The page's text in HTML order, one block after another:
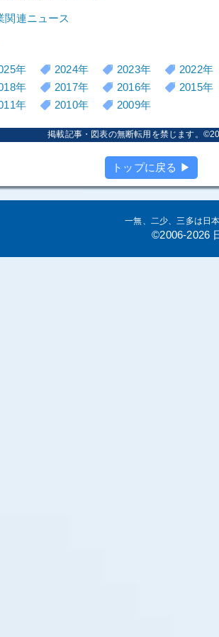
関連ニュース
年 2024年 2023年
2022年
年 2017年 2016年
2015年
年 2010年 2009年
掲載記事・図表の無断転用を禁じます。
トップに戻る ▶
一無、二少、三多は日
©2006-2026